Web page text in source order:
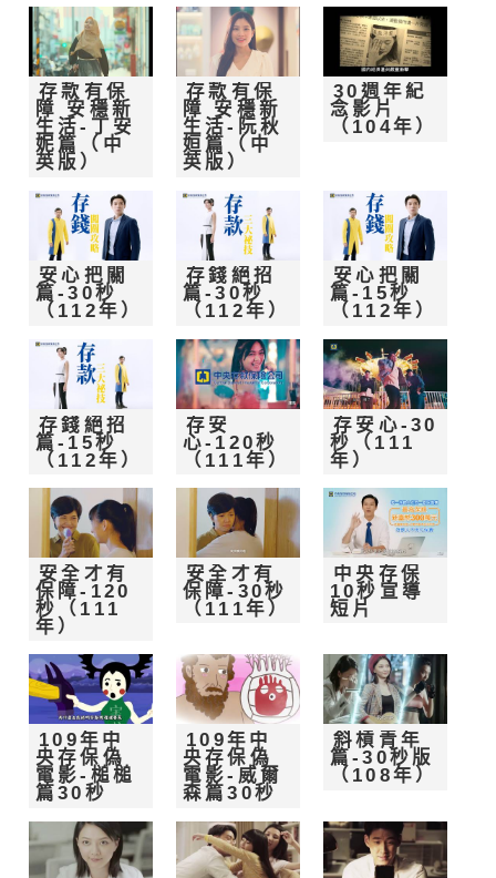
存款有保
障 安穩新
生活-丁安
妮篇（中
英版）
存款有保
障 安穩新
生活-阮秋
姮篇（中
英版）
30週年紀
念影片
（104年）
安心把關
篇-30秒
（112年）
存錢絕招
篇-30秒
（112年）
安心把關
篇-15秒
（112年）
存錢絕招
篇-15秒
（112年）
存安
心-120秒
（111年）
存安心-30
秒（111
年）
安全才有
保障-120
秒（111
年）
安全才有
保障-30秒
（111年）
中央存保
10秒宣導
短片
109年中
央存保偽
電影-槌槌
篇30秒
109年中
央存保偽
電影-威爾
森篇30秒
斜槓青年
篇-30秒版
（108年）